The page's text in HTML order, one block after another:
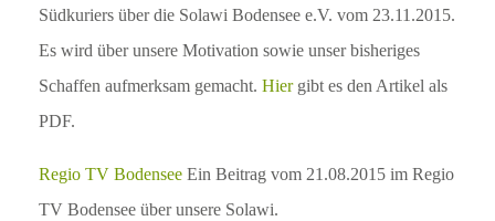
Südkuriers über die Solawi Bodensee e.V. vom 23.11.2015.
Es wird über unsere Motivation sowie unser bisheriges
Schaffen aufmerksam gemacht. Hiergibt es den Artikel als
PDF.
Regio TV Bodensee Ein Beitrag vom 21.08.2015 im Regio
TV Bodensee über unsere Solawi.